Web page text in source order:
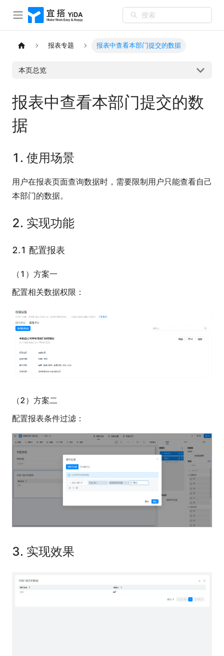
搜索
报表专题 报表中查看本部门提交的数据
本页总览
报表中查看本部门提交的数
据
1. 使用场景
用户在报表页面查询数据时，需要限制用户只能查看自己
本部门的数据。
2. 实现功能
2.1 配置报表
（1）方案一
配置相关数据权限：
（2）方案二
配置报表条件过滤：
3. 实现效果